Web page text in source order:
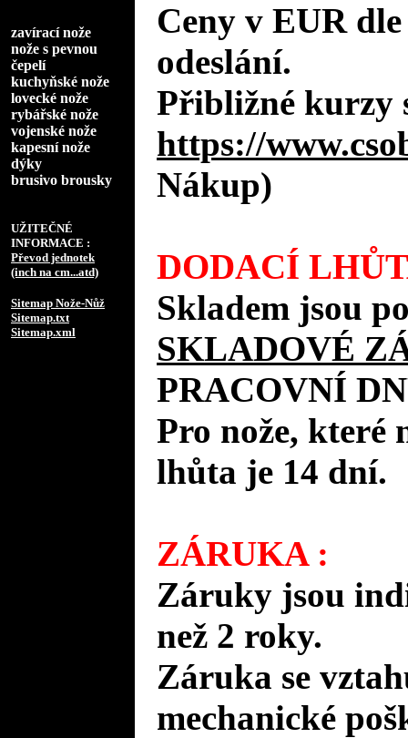
zavírací nože
nože s pevnou
čepelí
kuchyňské nože
lovecké nože
rybářské nože
vojenské nože
kapesní nože
dýky
brusivo brousky
UŽITEČNÉ
INFORMACE :
Převod jednotek
(inch na cm...atd)
Sitemap Nože-Nůž
Sitemap.txt
Sitemap.xml
Ceny v EUR
odeslání.
Přibližné kurzy
https://
Nákup)
DODACÍ
Skladem jsou
SKLADOVÉ
PRACOVNÍ
Pro nože, které
lhůta je 14 dní.
ZÁRUKA :
Záruky jsou
než 2 roky.
Záruka se
mechanické